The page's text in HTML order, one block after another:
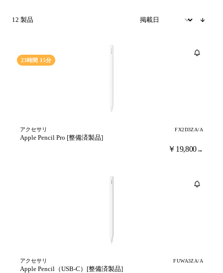
12 製品
23時間 15分
アクセサリ FX2D3ZA/A
Apple Pencil Pro [整備済製品]
￥19,800→
アクセサリ FUWA3ZA/A
Apple Pencil（USB-C）[整備済製品]